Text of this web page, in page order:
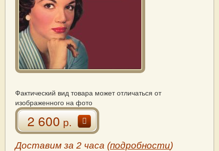
Фактический вид товара может отличаться от
изображенного на фото
2 600р.
Доставим за 2 часа (подробности)